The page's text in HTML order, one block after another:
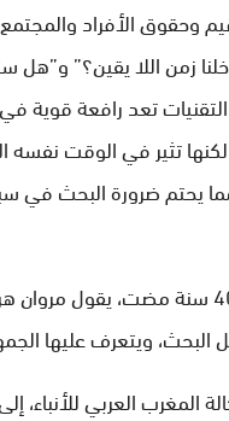
وحقوق الأفراد
زمن اللا يقين؟” و”هل
تعد رافعة قوية
لكنها تثير في الوقت
يحتم ضرورة البحث في
يعود البحث في تطبيقات الذكاء الاصطناعي إلى
ويتعرف عليها
العربي للأنباء،